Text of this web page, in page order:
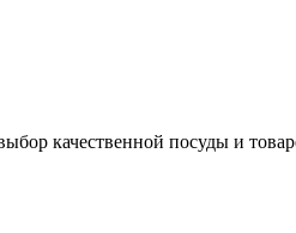
качественной посуды и